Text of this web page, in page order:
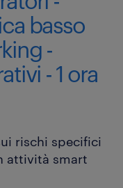
basso
-
- 1 ora
rischi specifici
attività smart